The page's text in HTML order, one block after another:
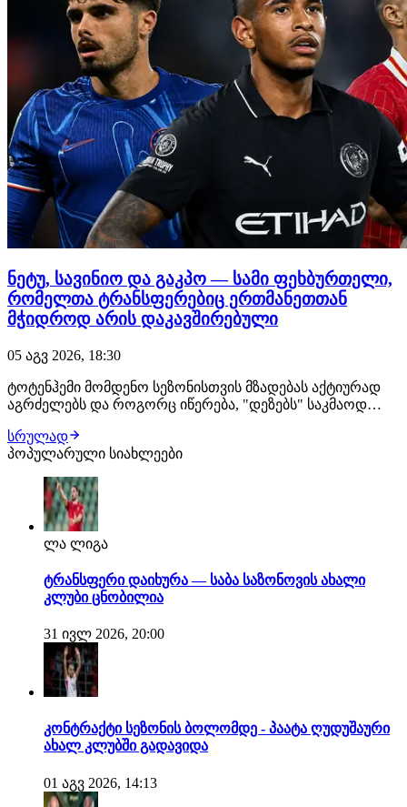
ნეტუ, სავინიო და გაკპო — სამი ფეხბურთელი,
რომელთა ტრანსფერებიც ერთმანეთთან
მჭიდროდ არის დაკავშირებული
05 აგვ 2026, 18:30
ტოტენჰემი მომდენო სეზონისთვის მზადებას აქტიურად
აგრძელებს და როგორც იწერება, "დეზებს" საკმაოდ
ინფორმაციის თანახმად, რობერტო დე ძერბის მთავარი
სატრანსფერო სამიზნე ამ ეტაპზე სავინიოა და კლუბი მის
დასამატებლად ყველაფერს გააკეთებს. ტოტენჰ…
სრულად
პოპულარული სიახლეები
ლა ლიგა
ტრანსფერი დაიხურა — საბა საზონოვის ახალი
კლუბი ცნობილია
31 ივლ 2026, 20:00
კონტრაქტი სეზონის ბოლომდე - პაატა ღუდუშაური
ახალ კლუბში გადავიდა
01 აგვ 2026, 14:13